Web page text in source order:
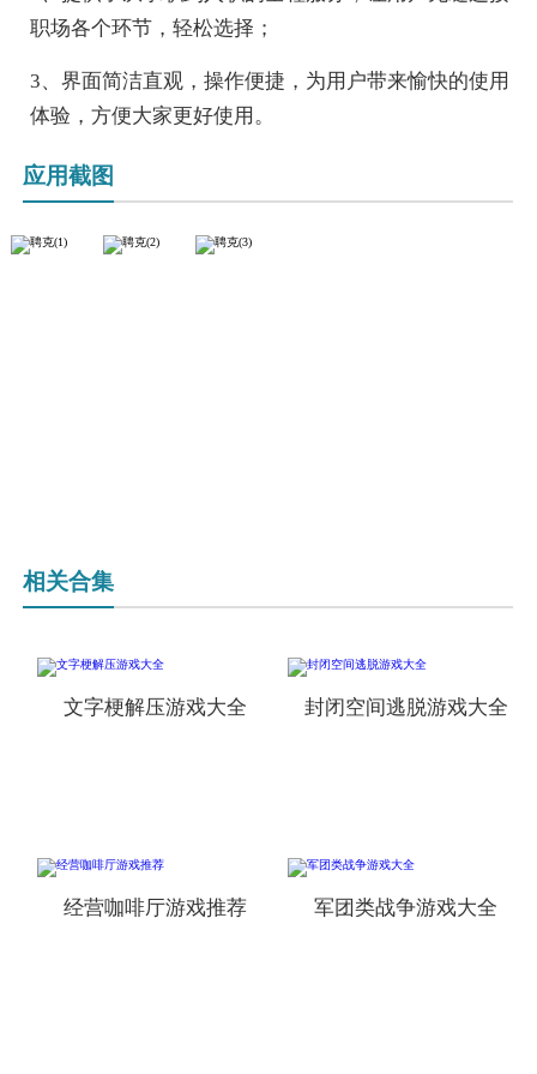
职场各个环节，轻松选择；
3、界面简洁直观，操作便捷，为用户带来愉快的使用
体验，方便大家更好使用。
应用截图
相关合集
文字梗解压游戏大全 封闭空间逃脱游戏大全
经营咖啡厅游戏推荐 军团类战争游戏大全